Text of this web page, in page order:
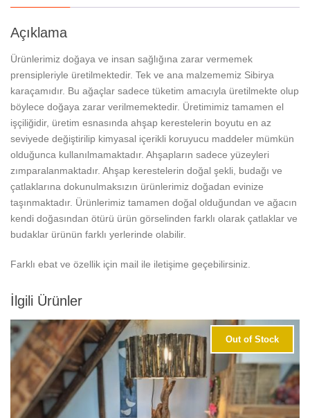
Açıklama
Ürünlerimiz doğaya ve insan sağlığına zarar vermemek
prensipleriyle üretilmektedir. Tek ve ana malzememiz Sibirya
karaçamıdır. Bu ağaçlar sadece tüketim amacıyla üretilmekte olup
böylece doğaya zarar verilmemektedir. Üretimimiz tamamen el
işçiliğidir, üretim esnasında ahşap kerestelerin boyutu en az
seviyede değiştirilip kimyasal içerikli koruyucu maddeler mümkün
olduğunca kullanılmamaktadır. Ahşapların sadece yüzeyleri
zımparalanmaktadır. Ahşap kerestelerin doğal şekli, budağı ve
çatlaklarına dokunulmaksızın ürünlerimiz doğadan evinize
taşınmaktadır. Ürünlerimiz tamamen doğal olduğundan ve ağacın
kendi doğasından ötürü ürün görselinden farklı olarak çatlaklar ve
budaklar ürünün farklı yerlerinde olabilir.
Farklı ebat ve özellik için mail ile iletişime geçebilirsiniz.
İlgili Ürünler
Out of Stock